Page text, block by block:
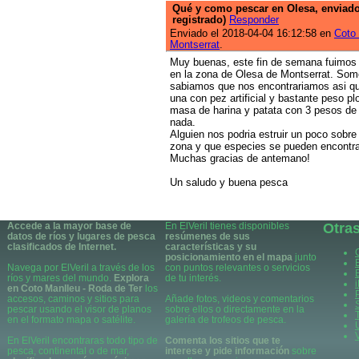
Qué y como pescar en Olesa,
registrado) Responder
Enviado el 2018-04-04 16:12:58 en Coto
Montserrat.
Muy buenas, este fin de semana
en la zona de Olesa de Montserrat.
sabiamos que nos encontrariamos asi
una con pez artificial y bastante peso
masa de harina y patata con 3 pesos
nada.
Alguien nos podria estruir un poco
zona y que especies se pueden
Muchas gracias de antemano!
Un saludo y buena pesca
Accede a la mayor base de
datos de ríos y lugares de pesca
clasificados de Internet.
Navega por ElVeril a través de los
ríos y mares del mundo. Explora
en Coto Manlleu - Roda de Ter los
accesos, caminos y sitios para
pescar usando el visor de planos
en el formato mapa o satélite.
En ElVeril encontraras todo tipo de
pesca, continental o de mar,
En ElVeril tienes disponibles
resúmenes de sus
características y su
posicionamiento en el mapa junto
con puntos relevantes o servicios
de tu interés.
Añade fotos, videos y comentarios
sobre ellos o directamente en la
galería de trofeos de pesca.
Comenta los sitios que te
interese y pide información sobre